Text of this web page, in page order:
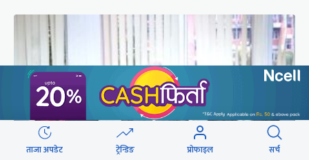
ताजा अपडेट ट्रेन्डिङ प्रोफाइल सर्च